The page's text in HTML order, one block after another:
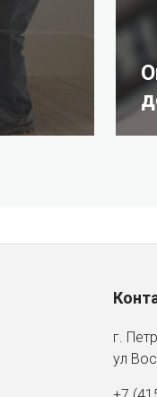
г.
ул